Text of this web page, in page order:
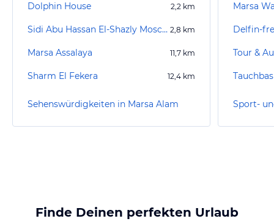
Dolphin House 2,2 km
Sidi Abu Hassan El-Shazly Moschee 2,8 km
Marsa Assalaya 11,7 km
Sharm El Fekera 12,4 km
Sehenswürdigkeiten in Marsa Alam
Marsa
Tour &
Finde Deinen perfekten Urlaub